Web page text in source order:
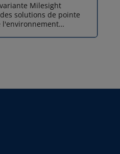
Milesight
solutions de pointe
l'environnement
AM102 avec son écran
de 2,13 pouces pour